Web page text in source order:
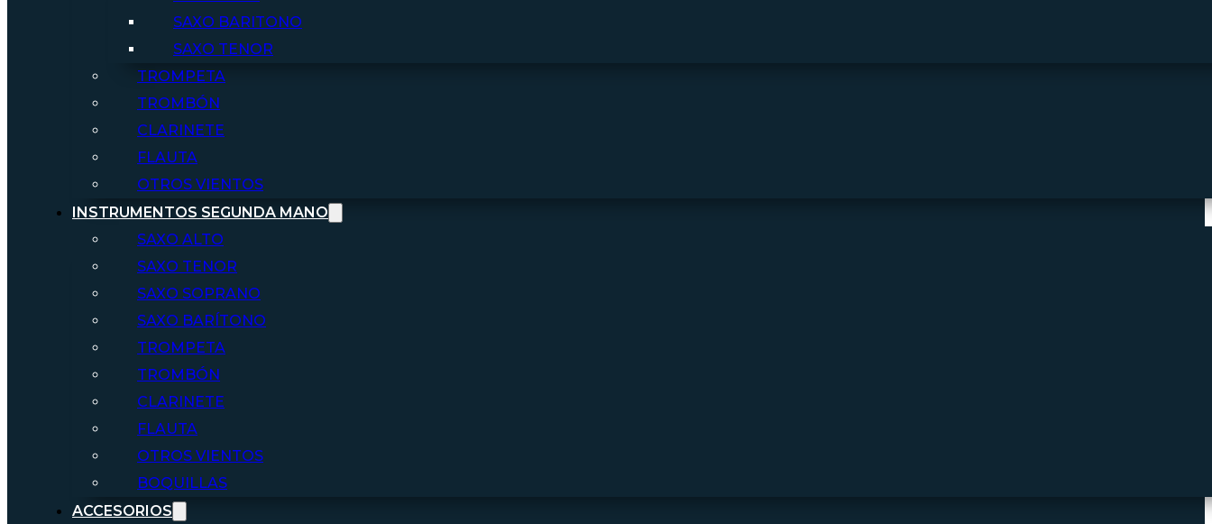
SAXO BARITONO
SAXO TENOR
TROMPETA
TROMBÓN
CLARINETE
FLAUTA
OTROS VIENTOS
INSTRUMENTOS SEGUNDA MANO
SAXO ALTO
SAXO TENOR
SAXO SOPRANO
SAXO BARÍTONO
TROMPETA
TROMBÓN
CLARINETE
FLAUTA
OTROS VIENTOS
BOQUILLAS
ACCESORIOS